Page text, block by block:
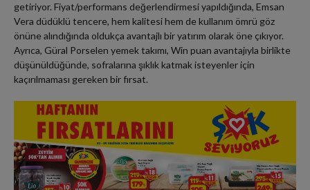
getiriyor. Fiyat/performans değerlendirmesi yapıldığında, Emsan
Vera düdüklü tencere, hem kalitesi hem de kullanım ömrü göz
önüne alındığında oldukça avantajlı bir yatırım olarak öne çıkıyor.
Ayrıca, Güral Porselen yemek takımı, Win puan avantajıyla birlikte
düşünüldüğünde, sofralarına şıklık katmak isteyenler için
kaçırılmaması gereken bir fırsat.